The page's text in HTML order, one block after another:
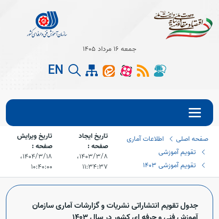
Open
Open
جمعه 16 مرداد 1405
EN
صفحه اصلی
اطلاعات آماری
تقویم آموزشی
تقویم آموزشی 1403
تاریخ ایجاد
صفحه :
۱۴۰۳/۳/۸،‏
۱۱:۳۴:۳۷
تاریخ ویرایش
صفحه :
۱۴۰۴/۳/۱۸،‏
۱۰:۴۰:۰۰
جدول تقویم انتشاراتی نشریات و گزارشات آماری سازمان